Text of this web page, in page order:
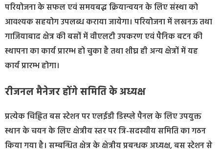
परियोजना के सफल एवं समयबद्ध क्रियान्वयन के लिए संस्था को
आवश्यक सहयोग उपलब्ध कराया जायेगा। परियोजना में लखनऊ तथा
गाजियाबाद क्षेत्र की बसों में वीएलटी उपकरण एवं पैनिक बटन की
स्थापना का कार्य प्रारम्भ हो चुका है तथा शीघ्र ही अन्य क्षेत्रों में यह
कार्य प्रारम्भ होगा।
रीजनल मैनेजर होंगे समिति के अध्यक्ष
प्रत्येक चिह्नित बस स्टेशन पर एलईडी डिस्प्ले पैनल के लिए उपयुक्त
स्थान के चयन के लिए क्षेत्रीय स्तर पर त्रि-सदस्यीय समिति का गठन
किया गया है। सम्बन्धित क्षेत्र के क्षेत्रीय प्रबन्धक अध्यक्ष, बस स्टेशन से